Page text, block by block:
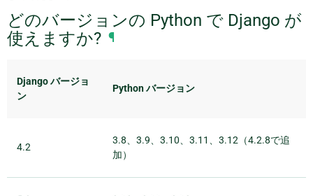
どのバージョンの Python で Django が
使えますか? ¶
Django バージョ
ン
Python バージョン
4.2
3.8、3.9、3.10、3.11、3.12（4.2.8で追
加）